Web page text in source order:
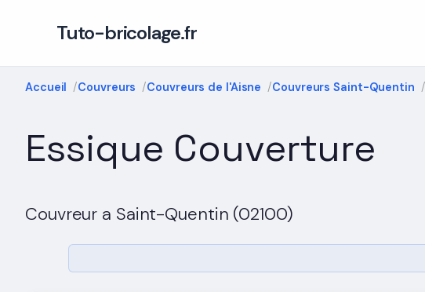
Tuto-bricolage.fr
Accueil Couvreurs Couvreurs de l'Aisne Couvreurs Saint-Quentin
Essique Couverture
Couvreur a Saint-Quentin (02100)